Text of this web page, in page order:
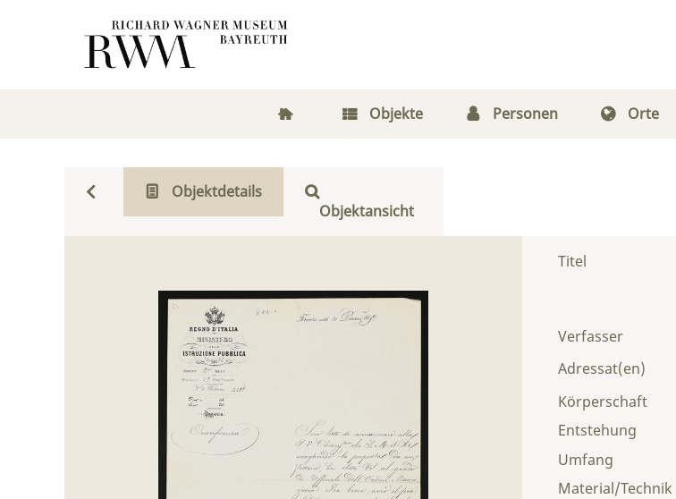
Objekte Personen Orte
Objektdetails
Objektansicht
Titel
Verfasser
Adressat(en)
Körperschaft
Entstehung
Umfang
Material/Technik